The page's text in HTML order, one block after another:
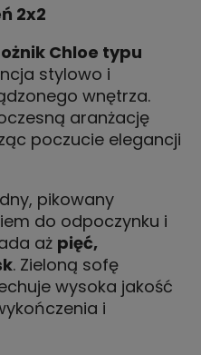
2x2
Chloe typu
stylowo i
wnętrza.
aranżację
poczucie elegancji
pikowany
do odpoczynku i
aż pięć,
. Zieloną sofę
wysoka jakość
i